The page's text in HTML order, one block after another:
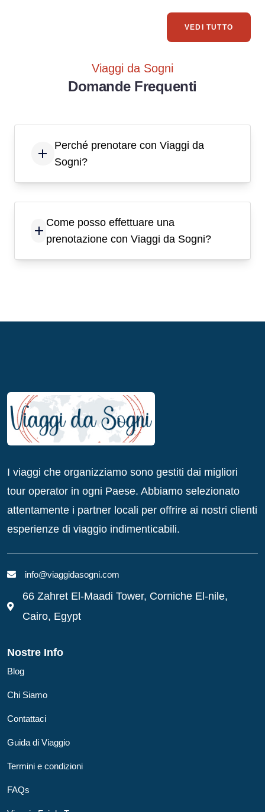
VEDI TUTTO
Viaggi da Sogni
Domande Frequenti
Perché prenotare con Viaggi da
Sogni?
Come posso effettuare una
prenotazione con Viaggi da Sogni?
I viaggi che organizziamo sono gestiti dai migliori
tour operator in ogni Paese. Abbiamo selezionato
attentamente i partner locali per offrire ai nostri clienti
esperienze di viaggio indimenticabili.
info@viaggidasogni.com
66 Zahret El-Maadi Tower, Corniche El-nile,
Cairo, Egypt
Nostre Info
Blog
Chi Siamo
Contattaci
Guida di Viaggio
Termini e condizioni
FAQs